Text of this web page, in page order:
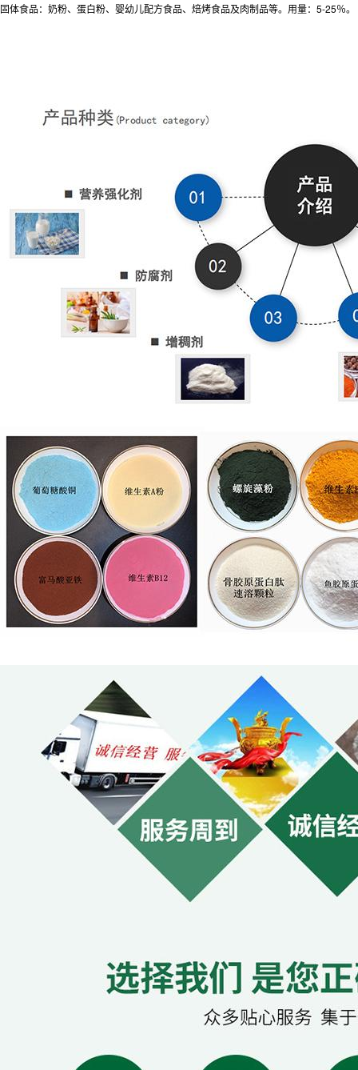
固体食品：奶粉、蛋白粉、婴幼儿配方食品、焙烤食品及肉制品等。用量：5-25％。